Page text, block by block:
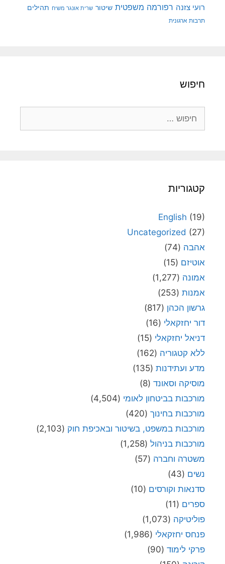
רועי צזנה רפורמה משפטית שיטור שרית אונגר משיח תהילים
תרבות ארגונית
חיפוש
קטגוריות
English (19)
Uncategorized (27)
אהבה (74)
אוטיזם (15)
אמונה (1,277)
אמנות (253)
גרשון הכהן (817)
דור יחזקאלי (16)
דניאל יחזקאלי (15)
ללא קטגוריה (162)
מדע ועתידנות (135)
מוסיקה וסאונד (8)
מורכבות בביטחון לאומי (4,504)
מורכבות בחינוך (420)
מורכבות במשפט, בשיטור ובאכיפת חוק (2,103)
מורכבות בניהול (1,258)
משטרה וחברה (57)
נשים (43)
סדנאות וקורסים (10)
ספרים (11)
פוליטיקה (1,073)
פנחס יחזקאלי (1,986)
פרקי לימוד (90)